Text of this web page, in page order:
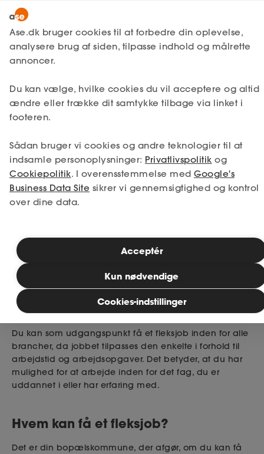
MitAse
Ase Selvstændig
Dokumenter.dk
Lønmodtager
A-kasse
Fagforening
Lønsikring
Få svar
Selvstændig
Studerende
Bliv medlem
Ase Selvstændig
Dokumenter.dk
Lønmodtager Få svar
Ansættelse
Ansættelsesformer
Fleksjob
et fleksjob samt hvilke regler og krav, der
gælder på området.
Læsetid: 3 minutter
Publiceret: 26. marts 2026
Hvad er et fleksjob?
Et fleksjob er en ansættelsesform, som giver personer
med nedsat arbejdsevne mulighed for at bevare
tilknytningen til arbejdsmarkedet.
Du kan som udgangspunkt få et fleksjob inden for alle
brancher, da jobbet tilpasses den enkelte i forhold til
arbejdstid og arbejdsopgaver. Det betyder, at du har
mulighed for at arbejde inden for det fag, du er
uddannet i eller har erfaring med.
Hvem kan få et fleksjob?
Det er din bopælskommune, der afgør, om du kan få
Ase.dk bruger cookies til at forbedre din oplevelse,
analysere brug af siden, tilpasse indhold og målrette
annoncer.
Du kan vælge, hvilke cookies du vil acceptere og altid
ændre eller trække dit samtykke tilbage via linket i
footeren.
Sådan bruger vi cookies og andre teknologier til at
indsamle personoplysninger: Privatlivspolitik og
Cookiepolitik. I overensstemmelse med Google's
Business Data Site sikrer vi gennemsigtighed og kontrol
over dine data.
Cookies-indstillinger
Kun nødvendige
Acceptér